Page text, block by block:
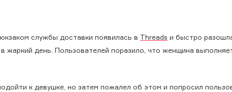
службы доставки появилась в Threads и быстро
жаркий день. Пользователей поразило, что женщина
к девушке, но затем пожалел об этом и попросил